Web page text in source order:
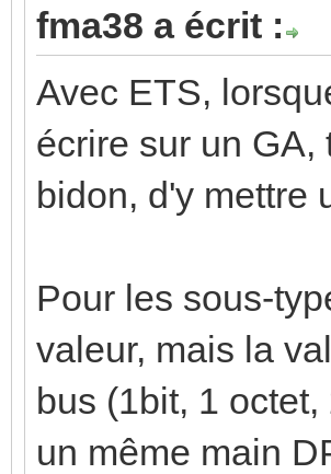
fma38 a écrit :
Avec ETS,
écrire sur un GA,
bidon, d'y mettre
Pour les sous-
valeur, mais la
bus (1bit, 1
un même main